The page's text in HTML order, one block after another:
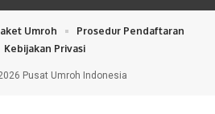
Pusat Umroh Indonesia
Umroh
Prosedur Pendaftaran
Kebijakan Privasi